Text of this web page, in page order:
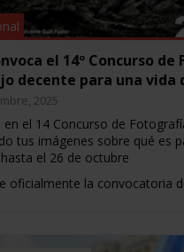
el 14º Concurso
decente para una vida
2025
en el 14 Concurso de
tus imágenes sobre qué es
el 26 de octubre
oficialmente la convocatoria